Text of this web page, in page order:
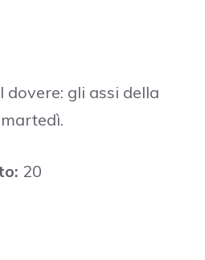
dovere: gli assi della
20